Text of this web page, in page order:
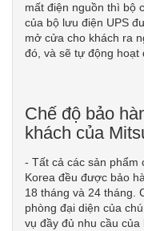
mất điện nguồn thì bộ
của bộ lưu điện UPS
mở cửa cho khách ra
đó, và sẽ tự động hoạt
Chế độ bảo
khách của
- Tất cả các sản phẩm
Korea đều được bảo
18 tháng và 24 tháng.
phòng đại diện của
vụ đầy đủ nhu cầu của